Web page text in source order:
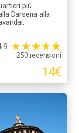
più
Darsena alla
★★★★☆
★
250 recensioni
14€